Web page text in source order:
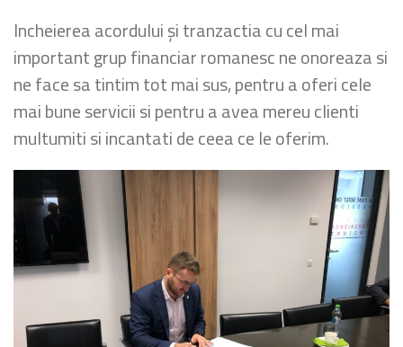
Incheierea acordului și tranzactia cu cel mai
important grup financiar romanesc ne onoreaza si
ne face sa tintim tot mai sus, pentru a oferi cele
mai bune servicii si pentru a avea mereu clienti
multumiti si incantati de ceea ce le oferim.